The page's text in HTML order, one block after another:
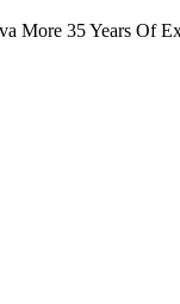
More 35 Years Of